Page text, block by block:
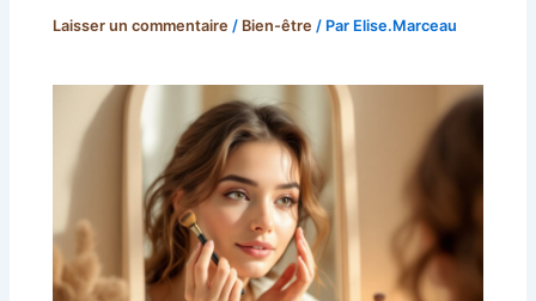
Laisser un commentaire / Bien-être / Par Elise.Marceau